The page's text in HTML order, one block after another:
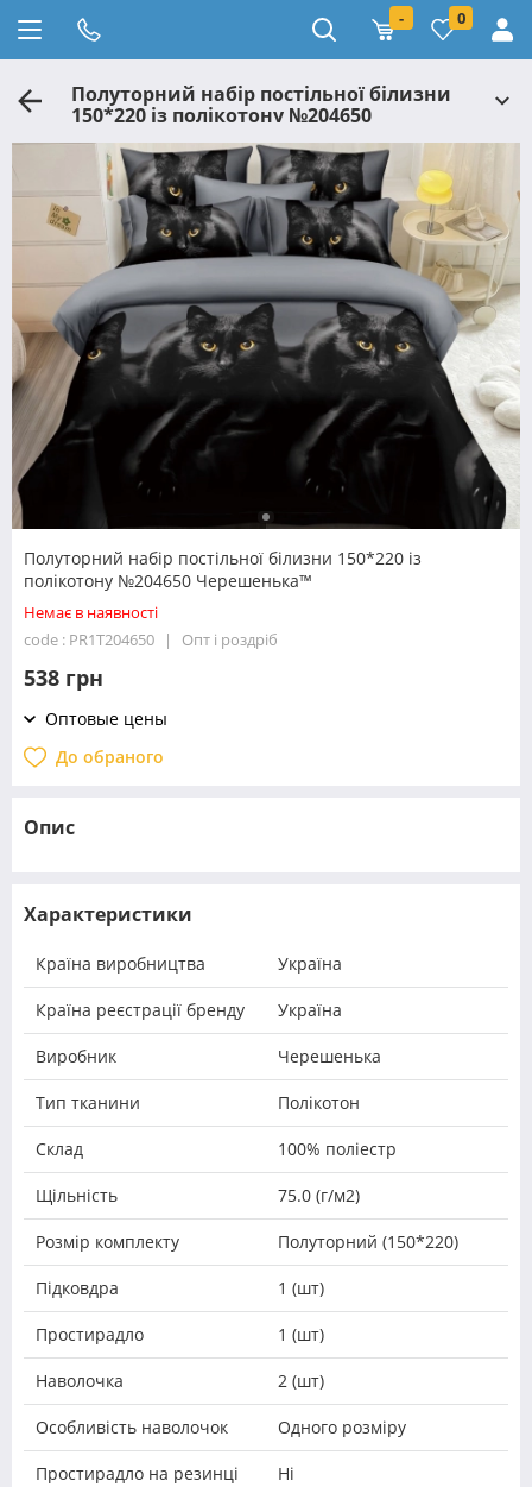
- 0
Полуторний набір постільної білизни
150*220 із полікотону №204650
Черешенька™
Полуторний набір постільної білизни 150*220 із
полікотону №204650 Черешенька™
Немає в наявності
code : PR1T204650
Опт і роздріб
538 грн
Оптовые цены
До обраного
Опис
Характеристики
Країна виробництва Україна
Країна реєстрації бренду Україна
Виробник Черешенька
Тип тканини Полікотон
Склад 100% поліестр
Щільність 75.0 (г/м2)
Розмір комплекту Полуторний (150*220)
Підковдра 1 (шт)
Простирадло 1 (шт)
Наволочка 2 (шт)
Особливість наволочок Одного розміру
Простирадло на резинці Ні